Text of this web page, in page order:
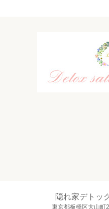
隠れ家デトッ
東京都板橋区大山町